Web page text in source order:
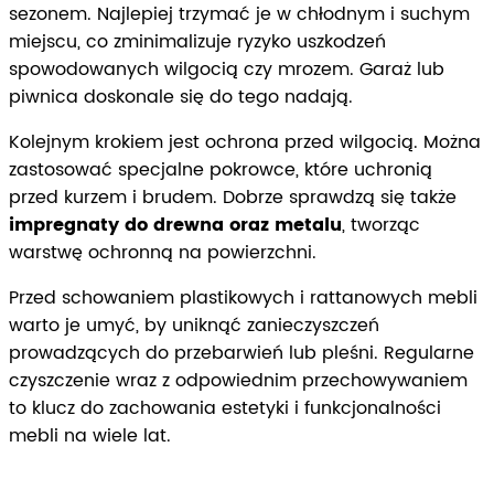
sezonem. Najlepiej trzymać je w chłodnym i suchym
miejscu, co zminimalizuje ryzyko uszkodzeń
spowodowanych wilgocią czy mrozem. Garaż lub
piwnica doskonale się do tego nadają.
Kolejnym krokiem jest ochrona przed wilgocią. Można
zastosować specjalne pokrowce, które uchronią
przed kurzem i brudem. Dobrze sprawdzą się także
impregnaty do drewna oraz metalu, tworząc
warstwę ochronną na powierzchni.
Przed schowaniem plastikowych i rattanowych mebli
warto je umyć, by uniknąć zanieczyszczeń
prowadzących do przebarwień lub pleśni. Regularne
czyszczenie wraz z odpowiednim przechowywaniem
to klucz do zachowania estetyki i funkcjonalności
mebli na wiele lat.